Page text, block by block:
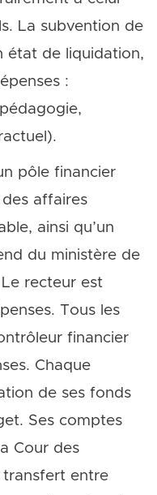
La subvention de
état de liquidation,
:
pôle financier
affaires
ainsi qu’un
du ministère de
Le recteur est
Tous les
financier
Chaque
de ses fonds
Ses comptes
Cour des
transfert entre